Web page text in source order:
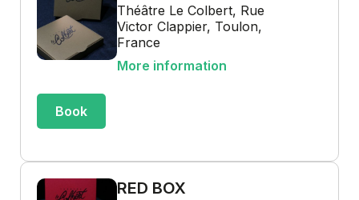
Théâtre Le Colbert, Rue
Victor Clappier, Toulon,
France
More information
Book
RED BOX